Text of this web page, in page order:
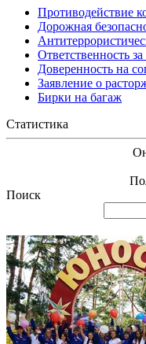
Противодействие
Дорожная
Ответственность
Доверенность на
Заявление о
Бирки на багаж
Статистика
Поиск